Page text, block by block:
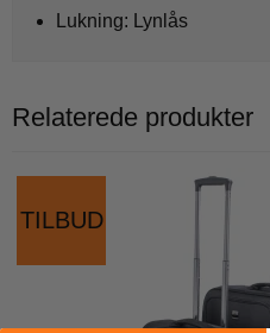
Lukning: Lynlås
Relaterede produkter
TILBUD